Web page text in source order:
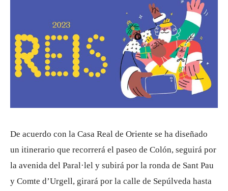
De acuerdo con la Casa Real de Oriente se ha diseñado
un itinerario que recorrerá el paseo de Colón, seguirá por
la avenida del Paral·lel y subirá por la ronda de Sant Pau
y Comte d’Urgell, girará por la calle de Sepúlveda hasta